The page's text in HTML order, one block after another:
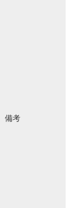
備考